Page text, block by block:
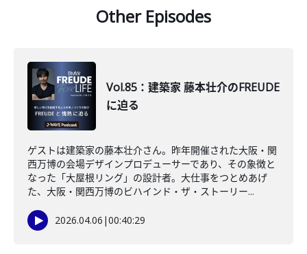
Other Episodes
Vol.85：建築家 藤本壮介のFREUDE
に迫る
ゲストは建築家の藤本壮介さん。昨年開催された大阪・関
西万博の会場デザインプロデューサーであり、その象徴と
なった「大屋根リング」の設計者。大仕事をつとめあげ
た、大阪・関西万博のビハインド・ザ・ストーリー...
2026.04.06 |00:40:29